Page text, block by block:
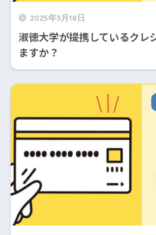
2025年3月18日
淑徳大学が提携しているクレ
ますか？